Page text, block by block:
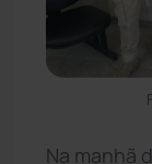
Na manhã